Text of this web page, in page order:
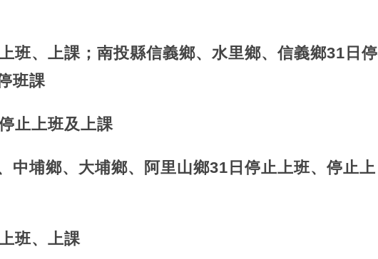
班、上課；南投縣信義鄉、水里鄉、信義鄉31日停
班課
止上班及上課
中埔鄉、大埔鄉、阿里山鄉31日停止上班、停止上
班、上課